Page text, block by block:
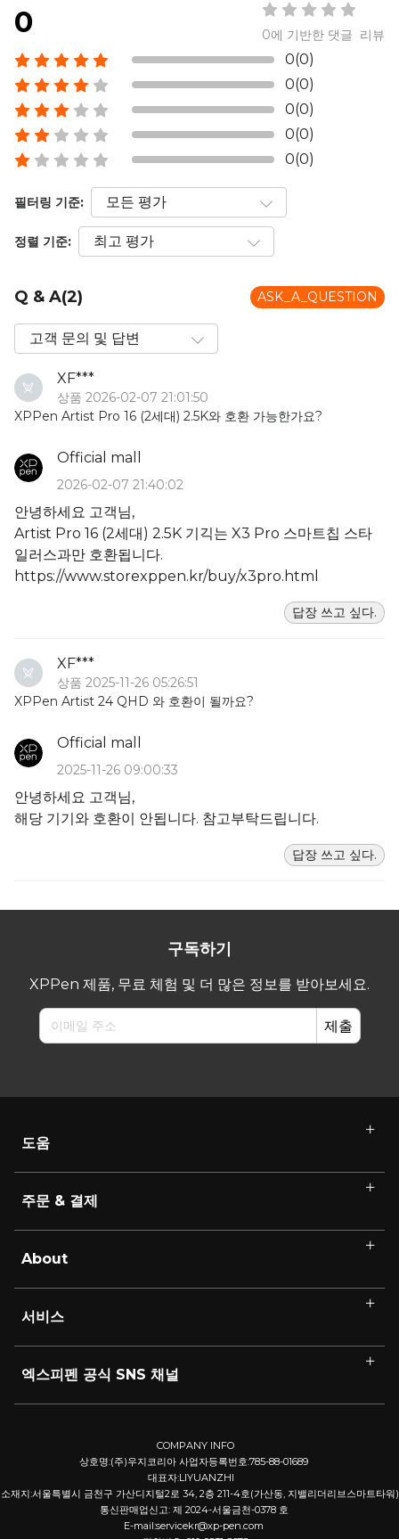
0 0에 기반한 댓글 리뷰
0(0)
0(0)
0(0)
0(0)
0(0)
필터링 기준:
정렬 기준:
Q & A(2) ASK_A_QUESTION
XF***
상품 2026-02-07 21:01:50
XPPen Artist Pro 16 (2세대) 2.5K와 호환 가능한가요?
Official mall
2026-02-07 21:40:02
안녕하세요 고객님,
Artist Pro 16 (2세대) 2.5K 기긱는 X3 Pro 스마트칩 스타
일러스과만 호환됩니다.
https://www.storexppen.kr/buy/x3pro.html
답장 쓰고 싶다.
XF***
상품 2025-11-26 05:26:51
XPPen Artist 24 QHD 와 호환이 될까요?
Official mall
2025-11-26 09:00:33
안녕하세요 고객님,
해당 기기와 호환이 안됩니다. 참고부탁드립니다.
답장 쓰고 싶다.
구독하기
XPPen 제품, 무료 체험 및 더 많은 정보를 받아보세요.
제출
도움
주문 & 결제
About
서비스
엑스피펜 공식 SNS 채널
COMPANY INFO
상호명:(주)우지코리아 사업자등록번호:785-88-01689
대표자:LIYUANZHI
소재지:서울특별시 금천구 가산디지털2로 34, 2층 211-4호(가산동, 지밸리더리브스마트타워)
통신판매업신고: 제 2024-서울금천-0378 호
E-mail:servicekr@xp-pen.com